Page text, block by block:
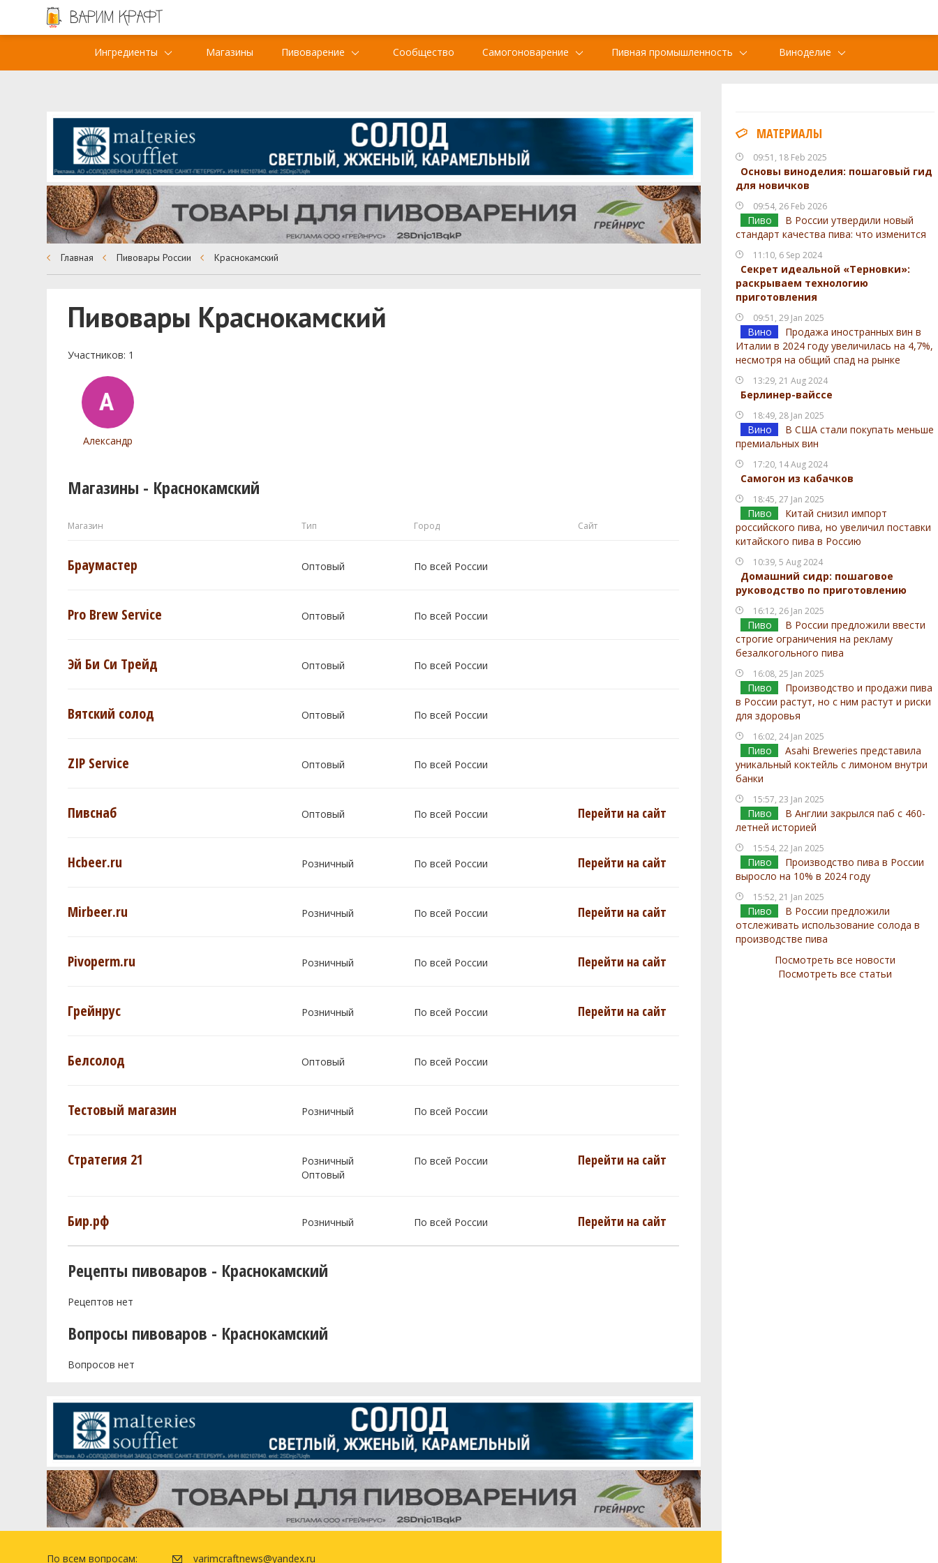
Ингредиенты Магазины Пивоварение Сообщество Самогоноварение Пивная промышленность Виноделие
МАТЕРИАЛЫ
09:51, 18 Feb 2025
Основы виноделия: пошаговый гид
для новичков
09:54, 26 Feb 2026
Пиво
В России утвердили новый
стандарт качества пива: что изменится
11:10, 6 Sep 2024
Секрет идеальной «Терновки»:
раскрываем технологию
приготовления
09:51, 29 Jan 2025
Вино
Продажа иностранных вин в
Италии в 2024 году увеличилась на 4,7%,
несмотря на общий спад на рынке
13:29, 21 Aug 2024
Берлинер-вайссе
18:49, 28 Jan 2025
Вино
В США стали покупать меньше
премиальных вин
17:20, 14 Aug 2024
Самогон из кабачков
18:45, 27 Jan 2025
Пиво
Китай снизил импорт
российского пива, но увеличил поставки
китайского пива в Россию
10:39, 5 Aug 2024
Домашний сидр: пошаговое
руководство по приготовлению
16:12, 26 Jan 2025
Пиво
В России предложили ввести
строгие ограничения на рекламу
безалкогольного пива
16:08, 25 Jan 2025
Пиво
Производство и продажи пива
в России растут, но с ним растут и риски
для здоровья
16:02, 24 Jan 2025
Пиво
Asahi Breweries представила
уникальный коктейль с лимоном внутри
банки
15:57, 23 Jan 2025
Пиво
В Англии закрылся паб с 460-
летней историей
15:54, 22 Jan 2025
Пиво
Производство пива в России
выросло на 10% в 2024 году
15:52, 21 Jan 2025
Пиво
В России предложили
отслеживать использование солода в
производстве пива
Посмотреть все новости
Посмотреть все статьи
Главная Пивовары России Краснокамский
Пивовары Краснокамский
Участников: 1
Александр
Магазины - Краснокамский
Магазин Тип Город Сайт
Браумастер Оптовый По всей России
Pro Brew Service Оптовый По всей России
Эй Би Си Трейд Оптовый По всей России
Вятский солод Оптовый По всей России
ZIP Service Оптовый По всей России
Пивснаб Оптовый По всей России Перейти на сайт
Hcbeer.ru Розничный По всей России Перейти на сайт
Mirbeer.ru Розничный По всей России Перейти на сайт
Pivoperm.ru Розничный По всей России Перейти на сайт
Грейнрус Розничный По всей России Перейти на сайт
Белсолод Оптовый По всей России
Тестовый магазин Розничный По всей России
Стратегия 21
Розничный
Оптовый
По всей России Перейти на сайт
Бир.рф Розничный По всей России Перейти на сайт
Рецепты пивоваров - Краснокамский
Рецептов нет
Вопросы пивоваров - Краснокамский
Вопросов нет
По всем вопросам: varimcraftnews@yandex.ru